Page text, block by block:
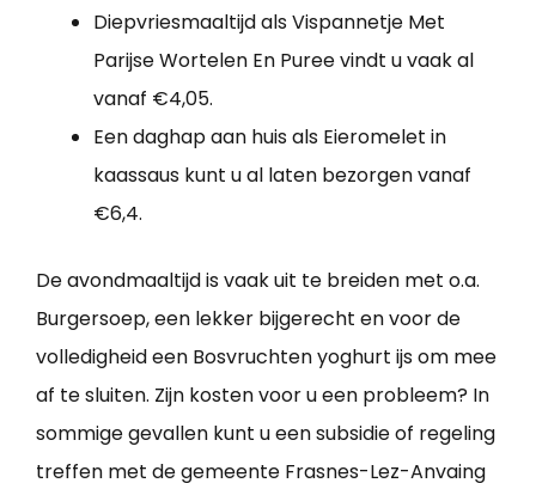
Diepvriesmaaltijd als Vispannetje Met
Parijse Wortelen En Puree vindt u vaak al
vanaf €4,05.
Een daghap aan huis als Eieromelet in
kaassaus kunt u al laten bezorgen vanaf
€6,4.
De avondmaaltijd is vaak uit te breiden met o.a.
Burgersoep, een lekker bijgerecht en voor de
volledigheid een Bosvruchten yoghurt ijs om mee
af te sluiten. Zijn kosten voor u een probleem? In
sommige gevallen kunt u een subsidie of regeling
treffen met de gemeente Frasnes-Lez-Anvaing